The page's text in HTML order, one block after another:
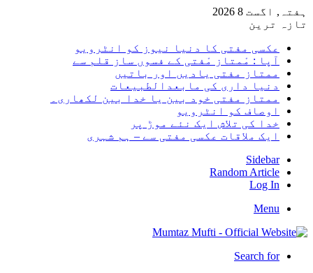
ہفتہ, اگست 8 2026
تازہ ترین
عکسی مفتی کا دنیا نیوز کو انٹرویو
آپا : مْمتاز مْفتی کے فسوں ساز قلم سے
ممتاز مفتی یادیں اور باتیں
دنیا داری کی مابعدالطبیعات
ممتاز مفتی خود بین یا خدا بین لکھاری۔
اوصاف کو انٹرویو
خدا کی تلاش ایک نئے موڑ پر
ایک ملاقات عکسی مفتی سے – ہم شہری
Sidebar
Random Article
Log In
Menu
Search for